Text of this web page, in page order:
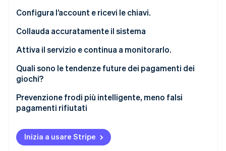
Configura l’account e ricevi le chiavi.
Collega i kit di sviluppo software (SDK) e inizia a
Collauda accuratamente il sistema
Attiva il servizio e continua a monitorarlo.
Pensa fin dall’inizio in modo modulare
Quali sono le tendenze future dei pagamenti dei
giochi?
Più giocatori, più metodi di pagamento
Pagamenti più rapidi, commissioni più basse
Pagamenti integrati e completamento invisibile
della transazione.
Prevenzione frodi più intelligente, meno falsi
pagamenti rifiutati
Altri modelli di abbonamento.
Economie digitali e criptovalute in ascesa
Inizia a usare Stripe